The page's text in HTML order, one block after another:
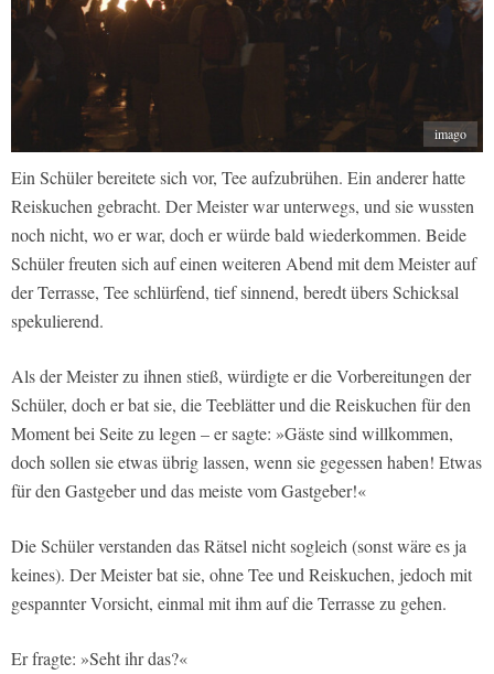
imago
Ein Schüler bereitete sich vor, Tee aufzubrühen. Ein anderer hatte
Reiskuchen gebracht. Der Meister war unterwegs, und sie wussten
noch nicht, wo er war, doch er würde bald wiederkommen. Beide
Schüler freuten sich auf einen weiteren Abend mit dem Meister auf
der Terrasse, Tee schlürfend, tief sinnend, beredt übers Schicksal
spekulierend.
Als der Meister zu ihnen stieß, würdigte er die Vorbereitungen der
Schüler, doch er bat sie, die Teeblätter und die Reiskuchen für den
Moment bei Seite zu legen – er sagte: »Gäste sind willkommen,
doch sollen sie etwas übrig lassen, wenn sie gegessen haben! Etwas
für den Gastgeber und das meiste vom Gastgeber!«
Die Schüler verstanden das Rätsel nicht sogleich (sonst wäre es ja
keines). Der Meister bat sie, ohne Tee und Reiskuchen, jedoch mit
gespannter Vorsicht, einmal mit ihm auf die Terrasse zu gehen.
Er fragte: »Seht ihr das?«